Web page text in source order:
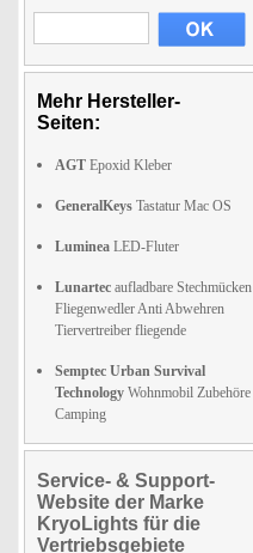
Mehr Hersteller-
Seiten:
AGT Epoxid Kleber
GeneralKeys Tastatur Mac OS
Luminea LED-Fluter
Lunartec aufladbare Stechmücken
Fliegenwedler Anti Abwehren
Tiervertreiber fliegende
Semptec Urban Survival
Technology Wohnmobil Zubehöre
Camping
Service- & Support-
Website der Marke
KryoLights für die
Vertriebsgebiete